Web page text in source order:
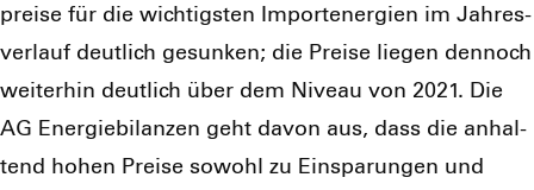
prei­se für die wich­tigs­ten Import­ener­gien im Jah­res­
ver­lauf deut­lich gesun­ken; die Prei­se lie­gen den­noch
wei­ter­hin deut­lich über dem Niveau von 2021. Die
AG Ener­gie­bi­lan­zen geht davon aus, dass die anhal­
tend hohen Prei­se sowohl zu Ein­spa­run­gen und